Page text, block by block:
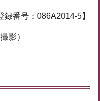
録番号：086A2014-5】
影）